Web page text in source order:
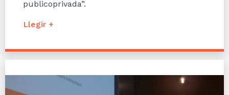
publicoprivada”.
Llegir +